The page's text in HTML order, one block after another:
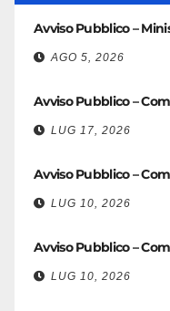
Avviso Pubblico –
AGO 5, 2026
Avviso Pubblico –
LUG 17, 2026
Avviso Pubblico –
LUG 10, 2026
Avviso Pubblico –
LUG 10, 2026